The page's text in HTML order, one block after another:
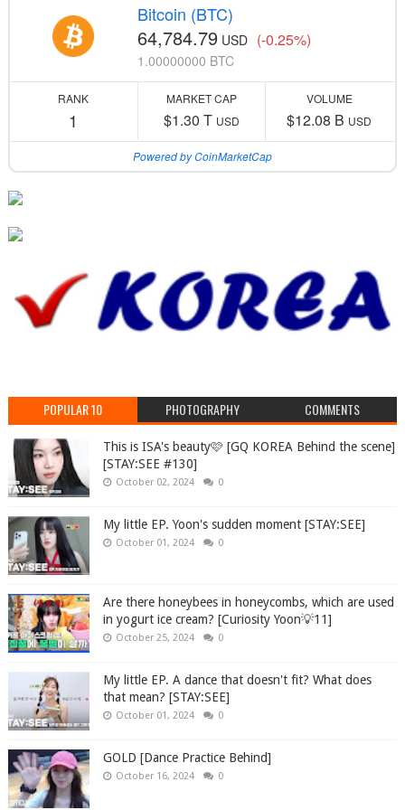
Bitcoin (BTC)
64,784.79 USD (-0.25%)
1.00000000 BTC
RANK
1
MARKET CAP
$1.30 T USD
VOLUME
$12.08 B USD
Powered by CoinMarketCap
POPULAR 10 PHOTOGRAPHY COMMENTS
This is ISA's beauty🩷 [GQ KOREA Behind the scene]
[STAY:SEE #130]
October 02, 2024 0
My little EP. Yoon's sudden moment [STAY:SEE]
October 01, 2024 0
Are there honeybees in honeycombs, which are used
in yogurt ice cream? [Curiosity Yoon💡11]
October 25, 2024 0
My little EP. A dance that doesn't fit? What does
that mean? [STAY:SEE]
October 01, 2024 0
GOLD [Dance Practice Behind]
October 16, 2024 0